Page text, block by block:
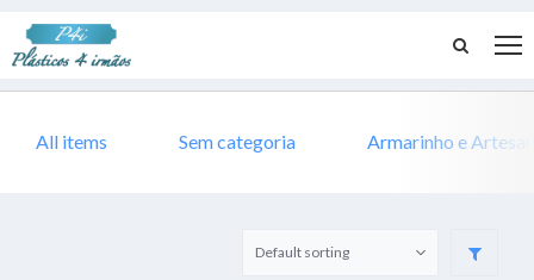
All items Sem categoria Armarinho e